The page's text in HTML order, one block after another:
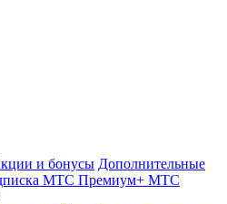
и бонусы Дополнительные
МТС Премиум+ МТС